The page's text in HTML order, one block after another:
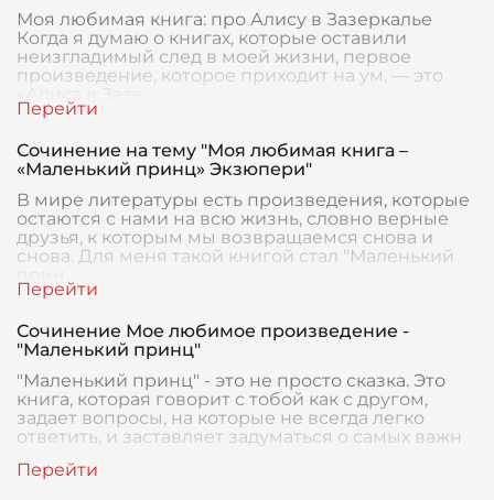
Моя любимая книга: про Алису в Зазеркалье
Когда я думаю о книгах, которые оставили
неизгладимый след в моей жизни, первое
произведение, которое приходит на ум, — это
«Алиса в Зазе
Сочинение на тему "Моя любимая книга –
«Маленький принц» Экзюпери"
В мире литературы есть произведения, которые
остаются с нами на всю жизнь, словно верные
друзья, к которым мы возвращаемся снова и
снова. Для меня такой книгой стал "Маленький
Сочинение Мое любимое произведение -
"Маленький принц"
"Маленький принц" - это не просто сказка. Это
книга, которая говорит с тобой как с другом,
задает вопросы, на которые не всегда легко
ответить, и заставляет задуматься о самых важн